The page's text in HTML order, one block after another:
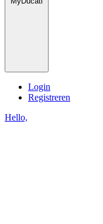
Login
Registreren
Hello,